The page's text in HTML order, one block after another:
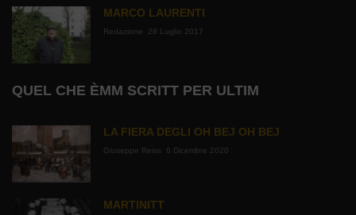
MARCO LAURENTI
Redazione 28 Luglio 2017
QUEL CHE ÈMM SCRITT PER ULTIM
LA FIERA DEGLI OH BEJ OH BEJ
Giuseppe Reiss 6 Dicembre 2020
MARTINITT